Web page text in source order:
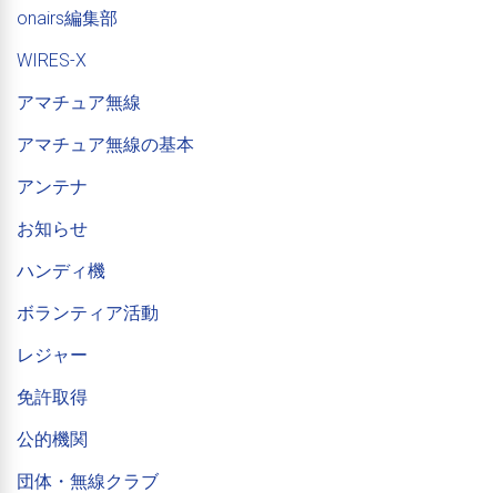
onairs編集部
WIRES-X
アマチュア無線
アマチュア無線の基本
アンテナ
お知らせ
ハンディ機
ボランティア活動
レジャー
免許取得
公的機関
団体・無線クラブ